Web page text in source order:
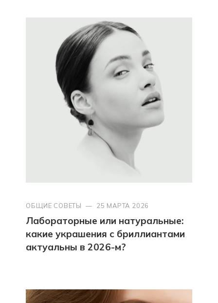
ОБЩИЕ СОВЕТЫ — 25 МАРТА 2026
Лабораторные или натуральные:
какие украшения с бриллиантами
актуальны в 2026-м?